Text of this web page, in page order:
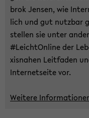
brok Jen­sen, wie
lich und gut nutz­bar
stel­len sie unter
#Leich­tOn­line der
xis­na­hen Leit­fa­den
Internetseite vor.
Wei­te­re